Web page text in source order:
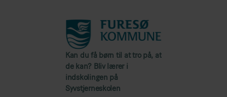
Kan du få børn til at tro på, at
de kan? Bliv lærer i
indskolingen på
Syvstjerneskolen